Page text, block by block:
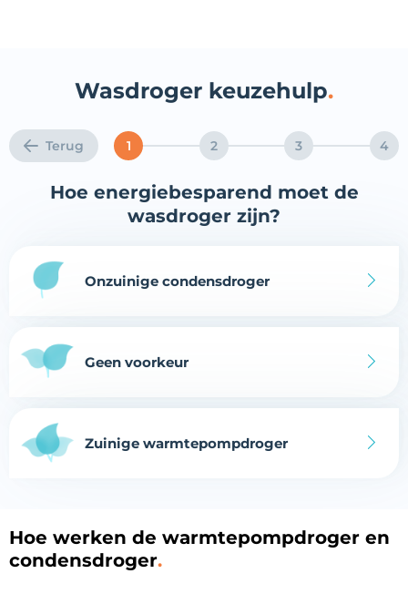
Wasdroger keuzehulp
Terug 1 2 3 4
Hoe energiebesparend moet de
wasdroger zijn?
Onzuinige condensdroger
Geen voorkeur
Zuinige warmtepompdroger
Hoe werken de warmtepompdroger en
condensdroger